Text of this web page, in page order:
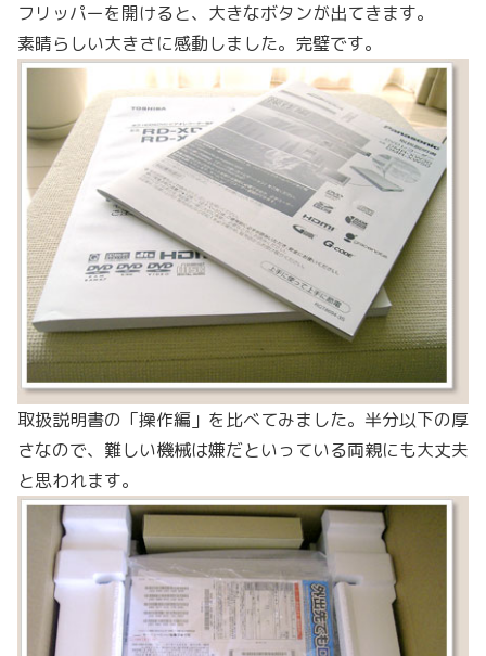
フリッパーを開けると、大きなボタンが出てきます。
素晴らしい大きさに感動しました。完璧です。
取扱説明書の「操作編」を比べてみました。半分以下の厚
さなので、難しい機械は嫌だといっている両親にも大丈夫
と思われます。